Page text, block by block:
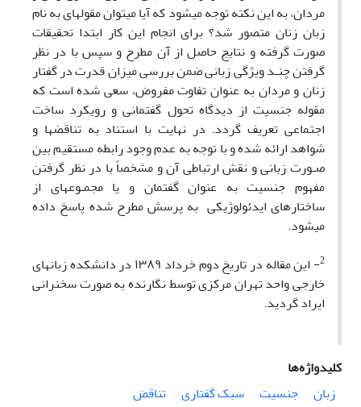
مردان، به این نکته توجه می­شود که آیا می­توان مقوله­ای به نام
زبان زنان متصور شد؟ برای انجام این کار ابتدا تحقیقات
صورت گرفته و نتایج حاصل از آن مطرح و سپس با در نظر
گرفتن چنـد ویژگی زبانی ضمن بررسی میزان قدرت در گفتار
زنان و مردان به عنوان تفاوت مفروض، سعی شده است که
مقوله جنسیت از دیدگاه تحول گفتمانی و رویکرد ساخت
اجتماعی تعریف گردد. در نهایت با استناد به تناقض­ها و
شواهد ارائه شده و با توجه به عدم وجود رابطه مستقیم بین
صـورت زبانی و نقش ارتباطی آن و مشخصاً با در نظر گرفتن
مفهوم جنسیت به عنوان گفتمان و یا مجمـوعه­ای از
ساختارهای ایدئولوژیکی به پرسش مطرح شده پاسخ داده
می­شود.
2
- این مقاله در تاریخ دوم خرداد ١٣٨٩ در دانشکده زبان­های
خارجی واحد تهران مرکزی توسط نگارنده به صورت سخنرانی
ایراد گردید.
کلیدواژه‌ها
زبان
جنسیت سبک گفتاری تناقض‌